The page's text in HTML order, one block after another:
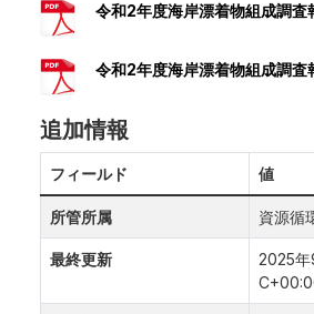
令和2年度海岸漂着物組成調査
令和2年度海岸漂着物組成調査
追加情報
フィールド 値
所管所属 資源循
最終更新
2025